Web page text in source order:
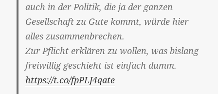
auch in der Politik, die ja der ganzen
Gesellschaft zu Gute kommt, würde hier
alles zusammenbrechen.
Zur Pflicht erklären zu wollen, was bislang
freiwillig geschieht ist einfach dumm.
https://t.co/fpPLJ4qate